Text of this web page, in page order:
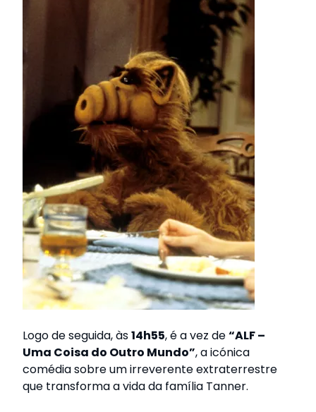
Logo de seguida, às14h55, é a vez de“ALF –
Uma Coisa do Outro Mundo”, a icónica
comédia sobre um irreverente extraterrestre
que transforma a vida da família Tanner.